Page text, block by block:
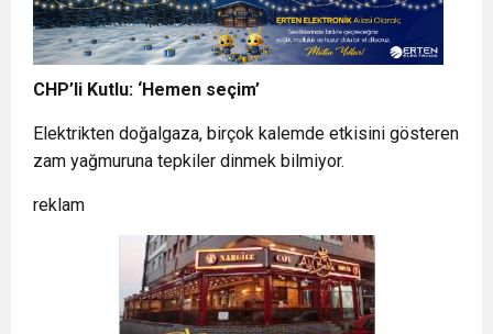
CHP’li Kutlu: ‘Hemen seçim’
Elektrikten doğalgaza, birçok kalemde etkisini gösteren
zam yağmuruna tepkiler dinmek bilmiyor.
reklam